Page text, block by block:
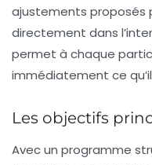
ajustements proposés
directement dans
permet à chaque
immédiatement ce
Les objectifs
Avec un programme